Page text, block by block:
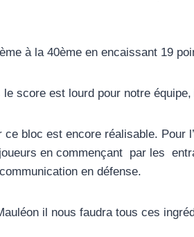
à la 40ème en encaissant 19
score est lourd pour notre
bloc est encore réalisable.
en commençant par les
en défense.
il nous faudra tous ces